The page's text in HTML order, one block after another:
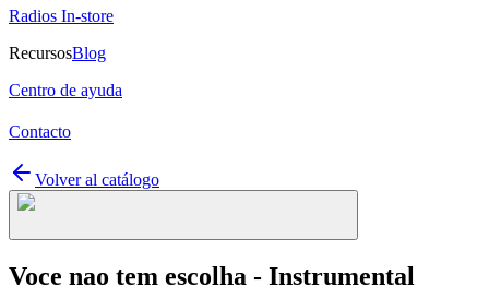
Radios In-store
RecursosBlog
Centro de ayuda
Contacto
Volver al catálogo
Voce nao tem escolha - Instrumental